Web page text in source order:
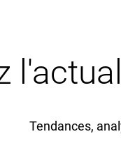
Tendances,